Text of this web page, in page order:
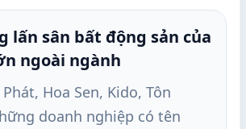
lấn sân bất động sản của
ngoài ngành
Hoa Sen, Kido, Tôn
doanh nghiệp có tên